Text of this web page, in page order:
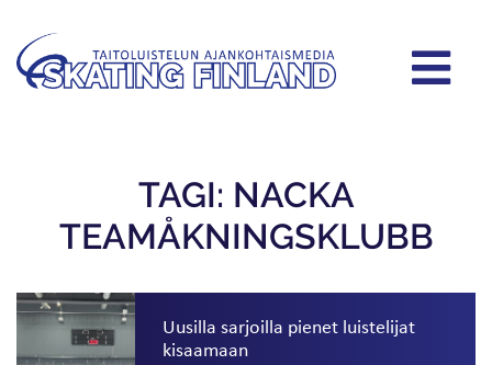
TAGI: NACKA
TEAMÅKNINGSKLUBB
Uusilla sarjoilla pienet luistelijat
kisaamaan